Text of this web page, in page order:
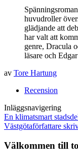
huvudroller
glädjande att
har valt att
genre, Dracula
läsare och
av Tore Hartung
Recension
Inläggsnavigering
En klimatsmart
Västgötaförfattare
Välkommen till